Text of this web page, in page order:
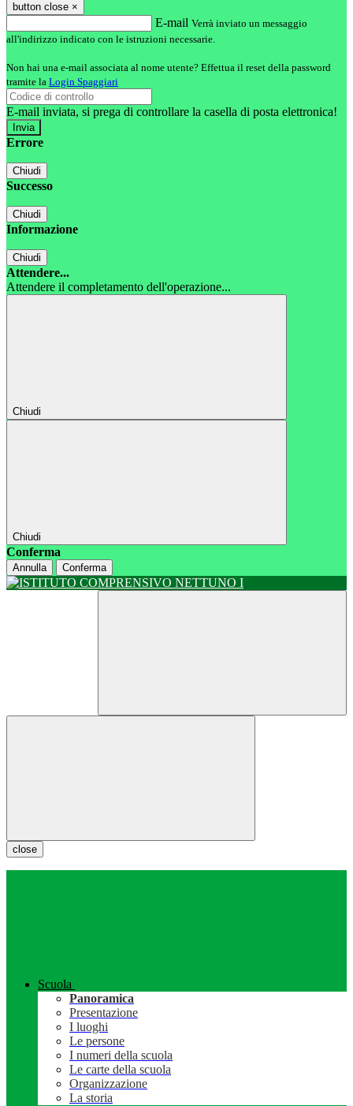
button close ×
E-mail Verrà inviato un messaggio
all'indirizzo indicato con le istruzioni necessarie.
Non hai una e-mail associata al nome utente? Effettua il reset della password
tramite la Login Spaggiari
E-mail inviata, si prega di controllare la casella di posta elettronica!
Errore
Chiudi
Successo
Chiudi
Informazione
Chiudi
Attendere...
Attendere il completamento dell'operazione...
Chiudi
Chiudi
Conferma
Annulla Conferma
close
Scuola
Panoramica
Presentazione
I luoghi
Le persone
I numeri della scuola
Le carte della scuola
Organizzazione
La storia